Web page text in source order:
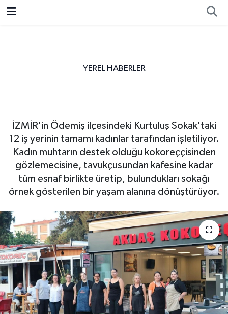
YEREL HABERLER
İZMİR'in Ödemiş ilçesindeki Kurtuluş Sokak'taki
12 iş yerinin tamamı kadınlar tarafından işletiliyor.
Kadın muhtarın destek olduğu kokoreççisinden
gözlemecisine, tavukçusundan kafesine kadar
tüm esnaf birlikte üretip, bulundukları sokağı
örnek gösterilen bir yaşam alanına dönüştürüyor.